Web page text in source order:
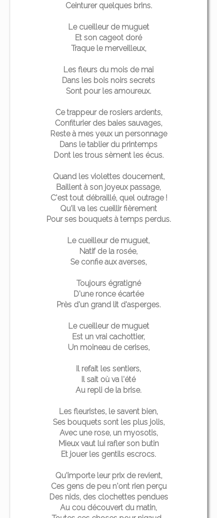
Ceinturer quelques brins.
Le cueilleur de muguet
Et son cageot doré
Traque le merveilleux,
Les fleurs du mois de mai
Dans les bois noirs secrets
Sont pour les amoureux.
Ce trappeur de rosiers ardents,
Confiturier des baies sauvages,
Reste à mes yeux un personnage
Dans le tablier du printemps
Dont les trous sèment les écus.
Quand les violettes doucement,
Baillent à son joyeux passage,
C'est tout débraillé, quel outrage !
Qu'il va les cueillir fièrement
Pour ses bouquets à temps perdus.
Le cueilleur de muguet,
Natif de la rosée,
Se confie aux averses,
Toujours égratigné
D'une ronce écartée
Près d'un grand lit d'asperges.
Le cueilleur de muguet
Est un vrai cachottier,
Un moineau de cerises,
Il refait les sentiers,
Il sait où va l'été
Au repli de la brise.
Les fleuristes, le savent bien,
Ses bouquets sont les plus jolis,
Avec une rose, un myosotis,
Mieux vaut lui rafler son butin
Et jouer les gentils escrocs.
Qu'importe leur prix de revient,
Ces gens de peu n'ont rien perçu
Des nids, des clochettes pendues
Au cou découvert du matin,